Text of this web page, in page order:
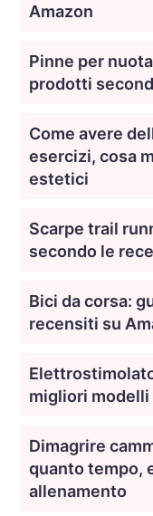
Amazon
Pinne per
prodotti
Come avere
esercizi, cosa
estetici
Scarpe trail
secondo le
Bici da corsa:
recensiti su
migliori modelli
Dimagrire
quanto tempo,
allenamento